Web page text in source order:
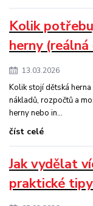
Kolik
herny (reálná
13.03.2026
Kolik stojí dětská
nákladů, rozpočtů a
herny nebo in...
číst celé
Jak vydělat
praktické